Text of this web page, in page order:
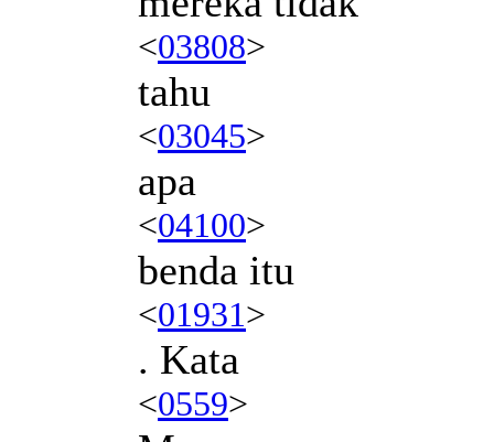
<03808>
tahu
<03045>
apa
<04100>
benda itu
<01931>
. Kata
<0559>